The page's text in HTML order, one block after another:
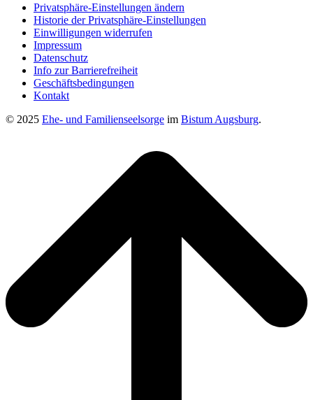
Privatsphäre-Einstellungen ändern
Historie der Privatsphäre-Einstellungen
Einwilligungen widerrufen
Impressum
Datenschutz
Info zur Barrierefreiheit
Geschäftsbedingungen
Kontakt
© 2025 Ehe- und Familienseelsorge im Bistum Augsburg.